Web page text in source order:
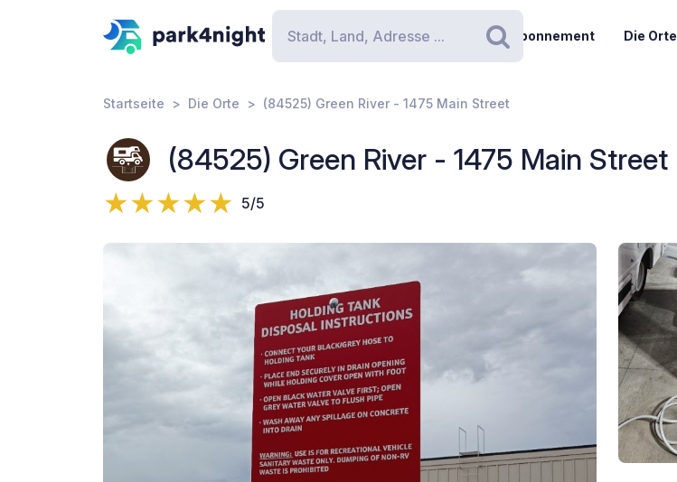
Suchen
Abonnement Die Orte
Startseite Die Orte (84525) Green River - 1475 Main Street
(84525) Green River - 1475 Main Street
5/5